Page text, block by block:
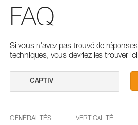
FAQ
Si vous n'avez pas trouvé de
techniques, vous devriez les trouver ici.
GÉNÉRALITÉS VERTICALITÉ